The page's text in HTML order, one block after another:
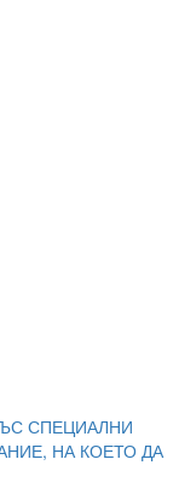
СПЕЦИАЛНИ
НА КОЕТО ДА